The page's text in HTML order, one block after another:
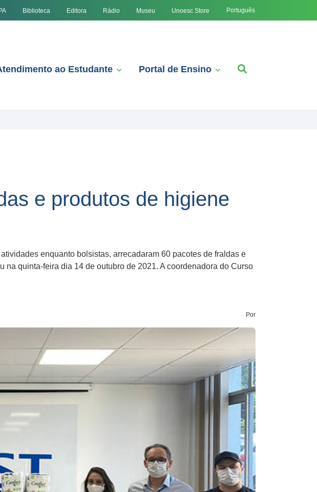
Biblioteca Editora Rádio Museu Unoesc Store Português
ao Estudante Portal de Ensino
e produtos de higiene
enquanto bolsistas, arrecadaram 60 pacotes de fraldas e
quinta-feira dia 14 de outubro de 2021. A coordenadora do Curso
Por